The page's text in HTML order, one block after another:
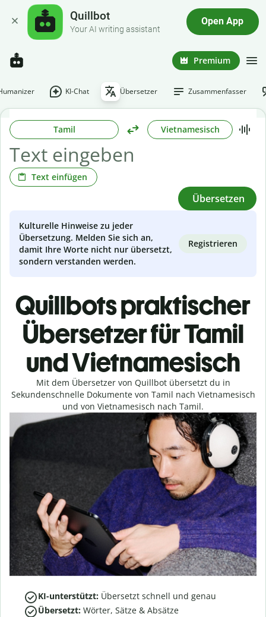
Quillbot
Your AI writing assistant
Open App
Premium
KI-Chat Übersetzer Zusammenfasser
Tamil Vietnamesisch
Text einfügen
Übersetzen
Kulturelle Hinweise zu jeder
Übersetzung. Melden Sie sich an,
damit Ihre Worte nicht nur übersetzt,
sondern verstanden werden.
Registrieren
Quillbots praktischer
Übersetzer für Tamil
und Vietnamesisch
Mit dem Übersetzer von Quillbot übersetzt du in
Sekundenschnelle Dokumente von Tamil nach Vietnamesisch
und von Vietnamesisch nach Tamil.
KI-unterstützt: Übersetzt schnell und genau
Übersetzt: Wörter, Sätze & Absätze